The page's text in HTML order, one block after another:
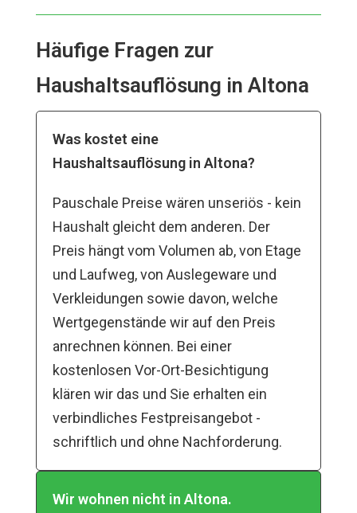
Häufige Fragen zur
Haushaltsauflösung in Altona
Was kostet eine
Haushaltsauflösung in Altona?
Pauschale Preise wären unseriös - kein
Haushalt gleicht dem anderen. Der
Preis hängt vom Volumen ab, von Etage
und Laufweg, von Auslegeware und
Verkleidungen sowie davon, welche
Wertgegenstände wir auf den Preis
anrechnen können. Bei einer
kostenlosen Vor-Ort-Besichtigung
klären wir das und Sie erhalten ein
verbindliches Festpreisangebot -
schriftlich und ohne Nachforderung.
Wir wohnen nicht in Altona.